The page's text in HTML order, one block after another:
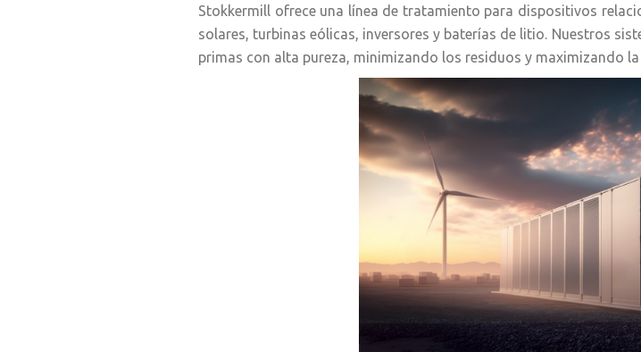
Stokkermill ofrece una línea de tratamiento para dispositivos
solares, turbinas eólicas, inversores y baterías de litio. Nuestros
primas con alta pureza, minimizando los residuos y maximizando